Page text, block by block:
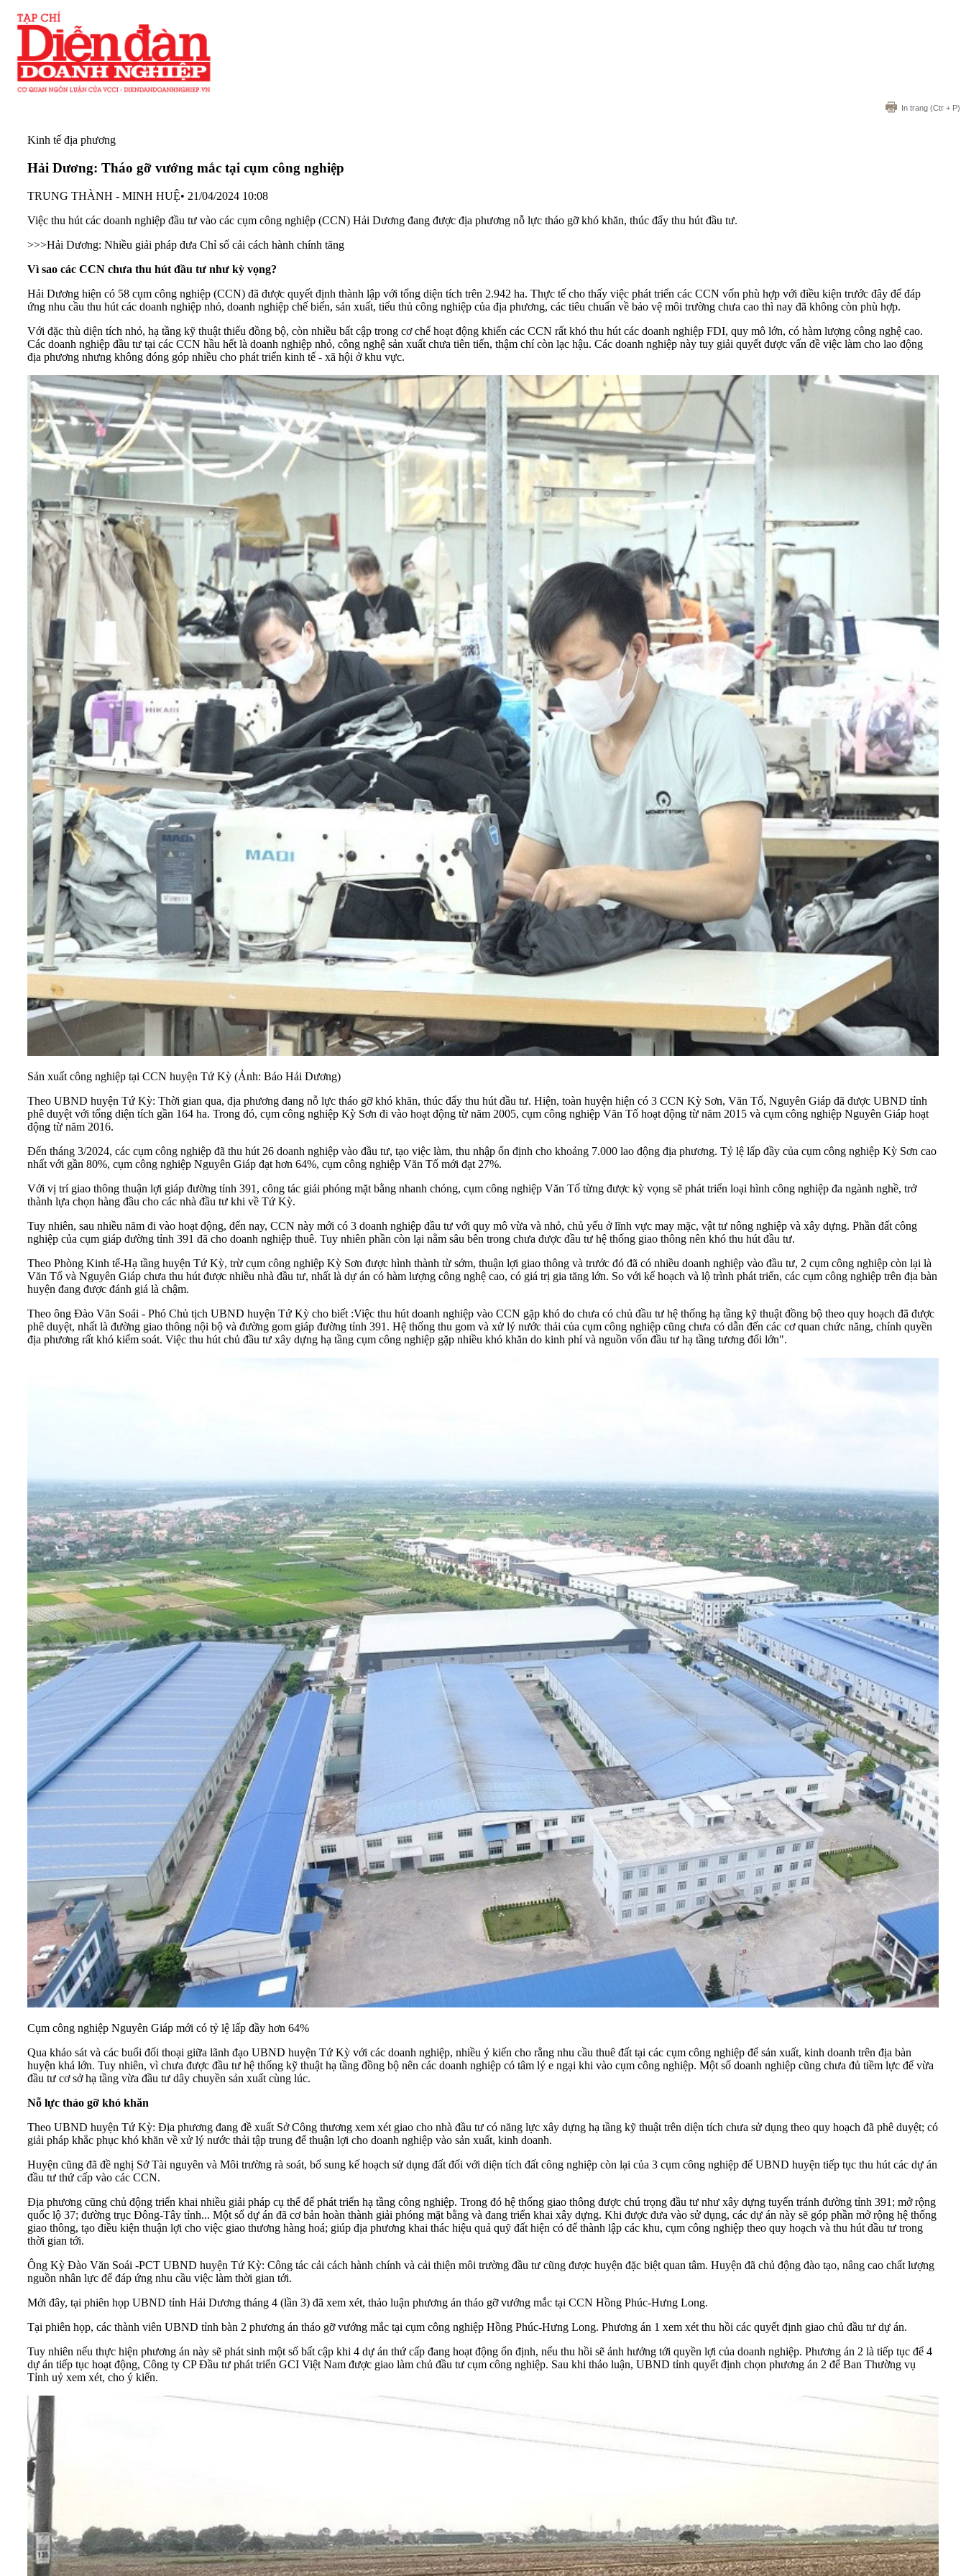
In trang (Ctr + P)
Kinh tế địa phương
Hải Dương: Tháo gỡ vướng mắc tại cụm công nghiệp
TRUNG THÀNH - MINH HUỆ• 21/04/2024 10:08
Việc thu hút các doanh nghiệp đầu tư vào các cụm công nghiệp (CCN) Hải Dương đang được địa phương nỗ lực tháo gỡ khó khăn, thúc đẩy thu hút đầu tư.
>>>Hải Dương: Nhiều giải pháp đưa Chỉ số cải cách hành chính tăng
Vì sao các CCN chưa thu hút đầu tư như kỳ vọng?
Hải Dương hiện có 58 cụm công nghiệp (CCN) đã được quyết định thành lập với tổng diện tích trên 2.942 ha. Thực tế cho thấy việc phát triển các CCN vốn phù hợp với điều kiện trước đây để đáp
ứng nhu cầu thu hút các doanh nghiệp nhỏ, doanh nghiệp chế biến, sản xuất, tiểu thủ công nghiệp của địa phương, các tiêu chuẩn về bảo vệ môi trường chưa cao thì nay đã không còn phù hợp.
Với đặc thù diện tích nhỏ, hạ tầng kỹ thuật thiếu đồng bộ, còn nhiều bất cập trong cơ chế hoạt động khiến các CCN rất khó thu hút các doanh nghiệp FDI, quy mô lớn, có hàm lượng công nghệ cao.
Các doanh nghiệp đầu tư tại các CCN hầu hết là doanh nghiệp nhỏ, công nghệ sản xuất chưa tiên tiến, thậm chí còn lạc hậu. Các doanh nghiệp này tuy giải quyết được vấn đề việc làm cho lao động
địa phương nhưng không đóng góp nhiều cho phát triển kinh tế - xã hội ở khu vực.
Sản xuất công nghiệp tại CCN huyện Tứ Kỳ (Ảnh: Báo Hải Dương)
Theo UBND huyện Tứ Kỳ: Thời gian qua, địa phương đang nỗ lực tháo gỡ khó khăn, thúc đẩy thu hút đầu tư. Hiện, toàn huyện hiện có 3 CCN Kỳ Sơn, Văn Tố, Nguyên Giáp đã được UBND tỉnh
phê duyệt với tổng diện tích gần 164 ha. Trong đó, cụm công nghiệp Kỳ Sơn đi vào hoạt động từ năm 2005, cụm công nghiệp Văn Tố hoạt động từ năm 2015 và cụm công nghiệp Nguyên Giáp hoạt
động từ năm 2016.
Đến tháng 3/2024, các cụm công nghiệp đã thu hút 26 doanh nghiệp vào đầu tư, tạo việc làm, thu nhập ổn định cho khoảng 7.000 lao động địa phương. Tỷ lệ lấp đầy của cụm công nghiệp Kỳ Sơn cao
nhất với gần 80%, cụm công nghiệp Nguyên Giáp đạt hơn 64%, cụm công nghiệp Văn Tố mới đạt 27%.
Với vị trí giao thông thuận lợi giáp đường tỉnh 391, công tác giải phóng mặt bằng nhanh chóng, cụm công nghiệp Văn Tố từng được kỳ vọng sẽ phát triển loại hình công nghiệp đa ngành nghề, trở
thành lựa chọn hàng đầu cho các nhà đầu tư khi về Tứ Kỳ.
Tuy nhiên, sau nhiều năm đi vào hoạt động, đến nay, CCN này mới có 3 doanh nghiệp đầu tư với quy mô vừa và nhỏ, chủ yếu ở lĩnh vực may mặc, vật tư nông nghiệp và xây dựng. Phần đất công
nghiệp của cụm giáp đường tỉnh 391 đã cho doanh nghiệp thuê. Tuy nhiên phần còn lại nằm sâu bên trong chưa được đầu tư hệ thống giao thông nên khó thu hút đầu tư.
Theo Phòng Kinh tế-Hạ tầng huyện Tứ Kỳ, trừ cụm công nghiệp Kỳ Sơn được hình thành từ sớm, thuận lợi giao thông và trước đó đã có nhiều doanh nghiệp vào đầu tư, 2 cụm công nghiệp còn lại là
Văn Tố và Nguyên Giáp chưa thu hút được nhiều nhà đầu tư, nhất là dự án có hàm lượng công nghệ cao, có giá trị gia tăng lớn. So với kế hoạch và lộ trình phát triển, các cụm công nghiệp trên địa bàn
huyện đang được đánh giá là chậm.
Theo ông Đào Văn Soái - Phó Chủ tịch UBND huyện Tứ Kỳ cho biết :Việc thu hút doanh nghiệp vào CCN gặp khó do chưa có chủ đầu tư hệ thống hạ tầng kỹ thuật đồng bộ theo quy hoạch đã được
phê duyệt, nhất là đường giao thông nội bộ và đường gom giáp đường tỉnh 391. Hệ thống thu gom và xử lý nước thải của cụm công nghiệp cũng chưa có dẫn đến các cơ quan chức năng, chính quyền
địa phương rất khó kiểm soát. Việc thu hút chủ đầu tư xây dựng hạ tầng cụm công nghiệp gặp nhiều khó khăn do kinh phí và nguồn vốn đầu tư hạ tầng tương đối lớn".
Cụm công nghiệp Nguyên Giáp mới có tỷ lệ lấp đầy hơn 64%
Qua khảo sát và các buổi đối thoại giữa lãnh đạo UBND huyện Tứ Kỳ với các doanh nghiệp, nhiều ý kiến cho rằng nhu cầu thuê đất tại các cụm công nghiệp để sản xuất, kinh doanh trên địa bàn
huyện khá lớn. Tuy nhiên, vì chưa được đầu tư hệ thống kỹ thuật hạ tầng đồng bộ nên các doanh nghiệp có tâm lý e ngại khi vào cụm công nghiệp. Một số doanh nghiệp cũng chưa đủ tiềm lực để vừa
đầu tư cơ sở hạ tầng vừa đầu tư dây chuyền sản xuất cùng lúc.
Nỗ lực tháo gỡ khó khăn
Theo UBND huyện Tứ Kỳ: Địa phương đang đề xuất Sở Công thương xem xét giao cho nhà đầu tư có năng lực xây dựng hạ tầng kỹ thuật trên diện tích chưa sử dụng theo quy hoạch đã phê duyệt; có
giải pháp khắc phục khó khăn về xử lý nước thải tập trung để thuận lợi cho doanh nghiệp vào sản xuất, kinh doanh.
Huyện cũng đã đề nghị Sở Tài nguyên và Môi trường rà soát, bổ sung kế hoạch sử dụng đất đối với diện tích đất công nghiệp còn lại của 3 cụm công nghiệp để UBND huyện tiếp tục thu hút các dự án
đầu tư thứ cấp vào các CCN.
Địa phương cũng chủ động triển khai nhiều giải pháp cụ thể để phát triển hạ tầng công nghiệp. Trong đó hệ thống giao thông được chú trọng đầu tư như xây dựng tuyến tránh đường tỉnh 391; mở rộng
quốc lộ 37; đường trục Đông-Tây tỉnh... Một số dự án đã cơ bản hoàn thành giải phóng mặt bằng và đang triển khai xây dựng. Khi được đưa vào sử dụng, các dự án này sẽ góp phần mở rộng hệ thống
giao thông, tạo điều kiện thuận lợi cho việc giao thương hàng hoá; giúp địa phương khai thác hiệu quả quỹ đất hiện có để thành lập các khu, cụm công nghiệp theo quy hoạch và thu hút đầu tư trong
thời gian tới.
Ông Kỳ Đào Văn Soái -PCT UBND huyện Tứ Kỳ: Công tác cải cách hành chính và cải thiện môi trường đầu tư cũng được huyện đặc biệt quan tâm. Huyện đã chủ động đào tạo, nâng cao chất lượng
nguồn nhân lực để đáp ứng nhu cầu việc làm thời gian tới.
Mới đây, tại phiên họp UBND tỉnh Hải Dương tháng 4 (lần 3) đã xem xét, thảo luận phương án tháo gỡ vướng mắc tại CCN Hồng Phúc-Hưng Long.
Tại phiên họp, các thành viên UBND tỉnh bàn 2 phương án tháo gỡ vướng mắc tại cụm công nghiệp Hồng Phúc-Hưng Long. Phương án 1 xem xét thu hồi các quyết định giao chủ đầu tư dự án.
Tuy nhiên nếu thực hiện phương án này sẽ phát sinh một số bất cập khi 4 dự án thứ cấp đang hoạt động ổn định, nếu thu hồi sẽ ảnh hưởng tới quyền lợi của doanh nghiệp. Phương án 2 là tiếp tục để 4
dự án tiếp tục hoạt động, Công ty CP Đầu tư phát triển GCI Việt Nam được giao làm chủ đầu tư cụm công nghiệp. Sau khi thảo luận, UBND tỉnh quyết định chọn phương án 2 để Ban Thường vụ
Tỉnh uỷ xem xét, cho ý kiến.